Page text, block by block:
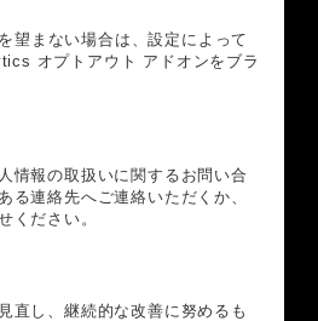
望まない場合は、設定によって
オプトアウト アドオンをブラ
情報の取扱いに関するお問い合
る連絡先へご連絡いただくか、
ください。
直し、継続的な改善に努めるも